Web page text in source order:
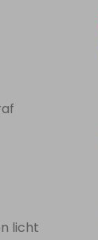
licht